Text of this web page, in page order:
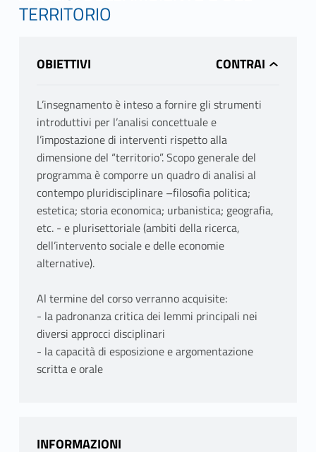
TERRITORIO
OBIETTIVI
L’insegnamento è inteso a fornire gli strumenti
introduttivi per l’analisi concettuale e
l’impostazione di interventi rispetto alla
dimensione del “territorio”. Scopo generale del
programma è comporre un quadro di analisi al
contempo pluridisciplinare –filosofia politica;
estetica; storia economica; urbanistica; geografia,
etc. - e plurisettoriale (ambiti della ricerca,
dell’intervento sociale e delle economie
alternative).
Al termine del corso verranno acquisite:
- la padronanza critica dei lemmi principali nei
diversi approcci disciplinari
- la capacità di esposizione e argomentazione
scritta e orale
INFORMAZIONI